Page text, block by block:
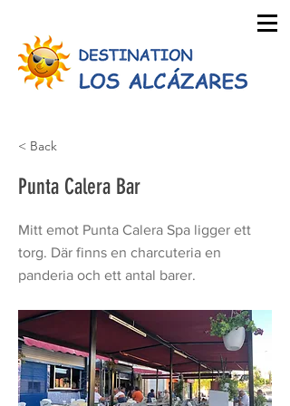
< Back
Punta Calera Bar
Mitt emot Punta Calera Spa ligger ett
torg. Där finns en charcuteria en
panderia och ett antal barer.